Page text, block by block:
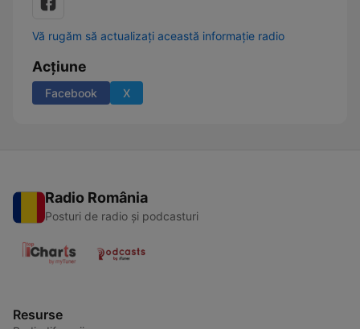
Vă rugăm să actualizați această informație radio
Acțiune
Facebook X
Radio România
Posturi de radio și podcasturi
Resurse